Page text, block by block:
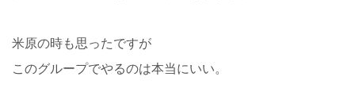
米原の時も思ったですが
このグループでやるのは本当にいい。